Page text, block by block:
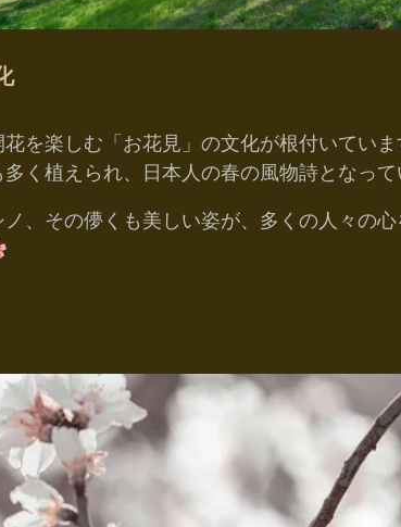
を楽しむ「お花見」の文化が根付いていま
く植えられ、日本人の春の風物詩となって
、その儚くも美しい姿が、多くの人々の